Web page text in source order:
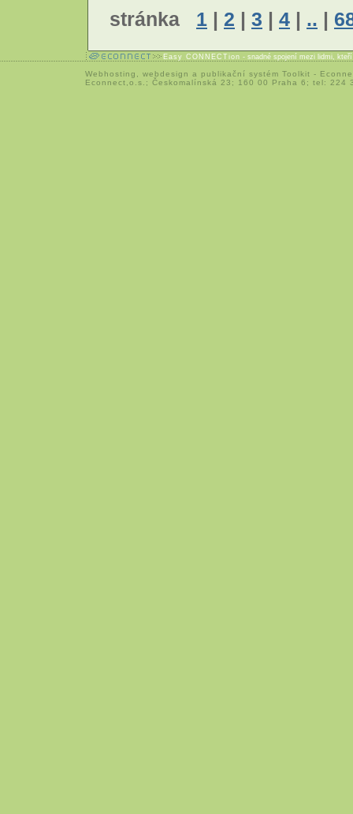
stránka 1 | 2 | 3 | 4 | .. |
Easy CONNECTion - snadné spojení mezi lidmi,
Webhosting webdesign a publikační systém Toolkit -
Econnect,o.s.; Českomalínská 23; 160 00 Praha 6; tel: 224